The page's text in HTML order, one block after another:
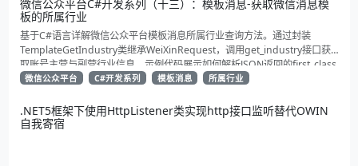
微信公众平台C#开发系列（十三）：模板消息-获取微信消息模
板的所属行业
基于C#语言详解微信公众平台模板消息所属行业查询方法。通过封装
TemplateGetIndustry类继承WeiXinRequest，调用get_industry接口获
取账号主营与副营行业信息。示例代码展示如何解析JSON返回的first_class
与second_class数据，为开发者提供合规通知场景开发支持
微信公众平台 C#开发系列 模板消息 所属行业
.NET5框架下使用HttpListener类实现http接口监听替代OWIN
自我寄宿